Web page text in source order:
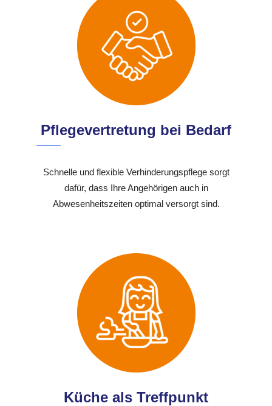
Pflegevertretung bei Bedarf
Schnelle und flexible Verhinderungspflege sorgt
dafür, dass Ihre Angehörigen auch in
Abwesenheitszeiten optimal versorgt sind.
Küche als Treffpunkt